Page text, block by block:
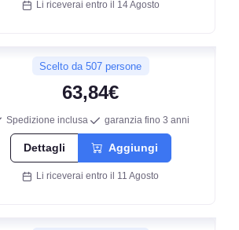
C
69 db
Li riceverai entro il 14 Agosto
Scelto da 507 persone
63,84€
Spedizione inclusa garanzia fino 3 anni
Dettagli Aggiungi
Li riceverai entro il 11 Agosto